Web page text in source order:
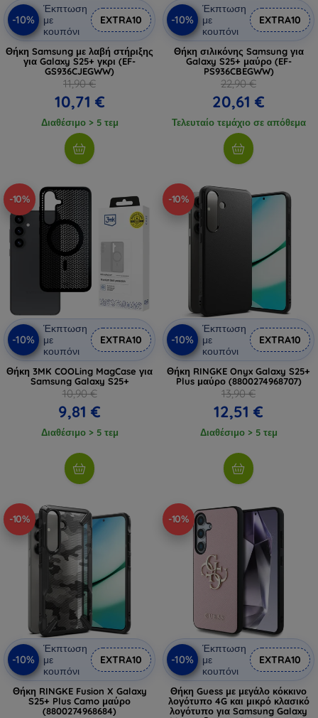
-10%
Έκπτωση
με
κουπόνι
EXTRA10
Θήκη Samsung με λαβή στήριξης
για Galaxy S25+ γκρι (EF-
GS936CJEGWW)
11,90 €
10,71 €
Διαθέσιμο > 5 τεμ
-10%
Έκπτωση
με
κουπόνι
EXTRA10
Θήκη σιλικόνης Samsung για
Galaxy S25+ μαύρο (EF-
PS936CBEGWW)
22,90 €
20,61 €
Τελευταίο τεμάχιο σε απόθεμα
-10%
-10%
Έκπτωση
με
κουπόνι
EXTRA10
Θήκη 3MK COOLing MagCase για
Samsung Galaxy S25+
10,90 €
9,81 €
Διαθέσιμο > 5 τεμ
-10%
-10%
Έκπτωση
με
κουπόνι
EXTRA10
Θήκη RINGKE Onyx Galaxy S25+
Plus μαύρο (8800274968707)
13,90 €
12,51 €
Διαθέσιμο > 5 τεμ
-10%
-10%
Έκπτωση
με
κουπόνι
EXTRA10
Θήκη RINGKE Fusion X Galaxy
S25+ Plus Camo μαύρο
(8800274968684)
-10%
-10%
Έκπτωση
με
κουπόνι
EXTRA10
Θήκη Guess με μεγάλο κόκκινο
λογότυπο 4G και μικρό κλασικό
λογότυπο για Samsung Galaxy